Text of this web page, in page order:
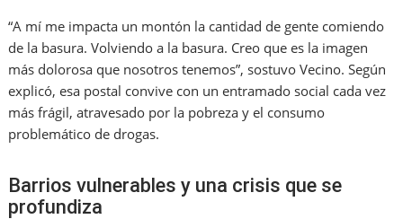
“A mí me impacta un montón la cantidad de gente comiendo
de la basura. Volviendo a la basura. Creo que es la imagen
más dolorosa que nosotros tenemos”, sostuvo Vecino. Según
explicó, esa postal convive con un entramado social cada vez
más frágil, atravesado por la pobreza y el consumo
problemático de drogas.
Barrios vulnerables y una crisis que se
profundiza